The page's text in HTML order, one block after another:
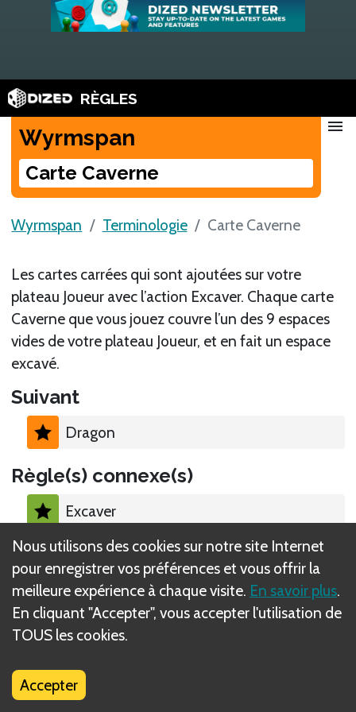
RÈGLES
Wyrmspan
Carte Caverne
menu
Wyrmspan Terminologie Carte Caverne
Les cartes carrées qui sont ajoutées sur votre
plateau Joueur avec l’action Excaver. Chaque carte
Caverne que vous jouez couvre l’un des 9 espaces
vides de votre plateau Joueur, et en fait un espace
excavé.
Suivant
Dragon
Règle(s) connexe(s)
Excaver
Qu'est-ce que les règles DIZED ?
Nous utilisons des cookies sur notre site Internet
pour enregistrer vos préférences et vous offrir la
meilleure expérience à chaque visite. En savoir plus.
En cliquant "Accepter", vous accepter l'utilisation de
TOUS les cookies.
Accepter